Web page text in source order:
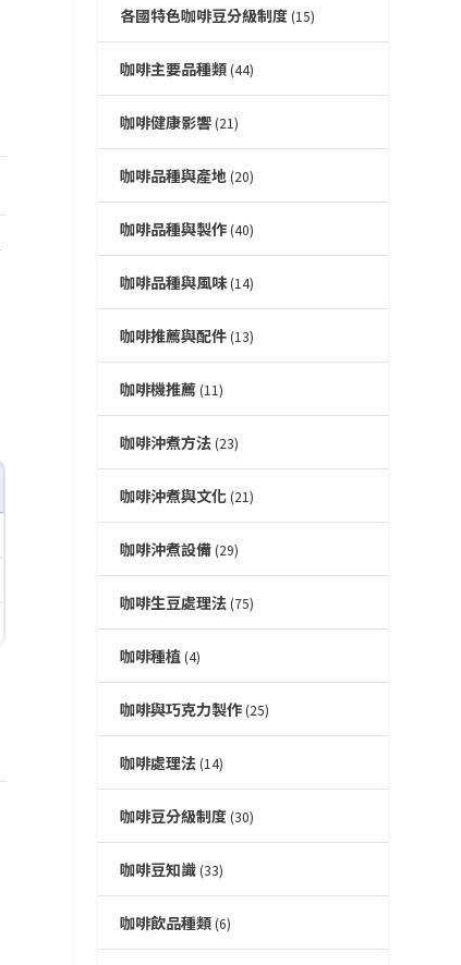
各國特色咖啡豆分級制度(15)
咖啡主要品種類(44)
咖啡健康影響(21)
咖啡品種與產地(20)
咖啡品種與製作(40)
咖啡品種與風味(14)
咖啡推薦與配件(13)
咖啡機推薦(11)
咖啡沖煮方法(23)
咖啡沖煮與文化(21)
咖啡沖煮設備(29)
咖啡生豆處理法(75)
咖啡種植 (4)
咖啡與巧克力製作(25)
咖啡處理法(14)
咖啡豆分級制度(30)
咖啡豆知識(33)
咖啡飲品種類(6)